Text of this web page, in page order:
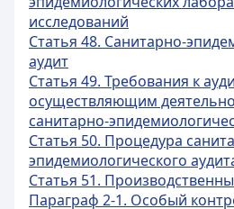
исследований
Статья 48. Санитарно-
аудит
Статья 49. Требования к
осуществляющим
санитарно-
Статья 50. Процедура
эпидемиологического
Статья 51.
Параграф 2-1. Особый